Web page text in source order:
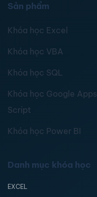
Sản phẩm
Khóa học Excel
Khóa học VBA
Khóa học SQL
Khóa học Google Apps
Script
Khóa học Power BI
Danh mục khóa học
EXCEL